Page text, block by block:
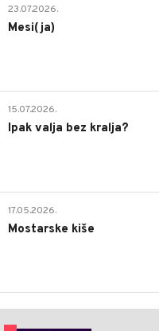
23.07.2026.
Mesi(ja)
15.07.2026.
Ipak valja bez kralja?
17.05.2026.
Mostarske kiše